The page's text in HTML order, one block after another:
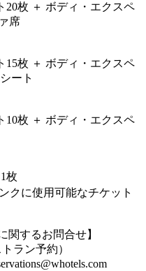
20枚 ＋ ボディ・エクスペ
席
15枚 ＋ ボディ・エクスペ
ート
10枚 ＋ ボディ・エクスペ
枚
に使用可能なチケット
関するお問合せ】
ラン予約）